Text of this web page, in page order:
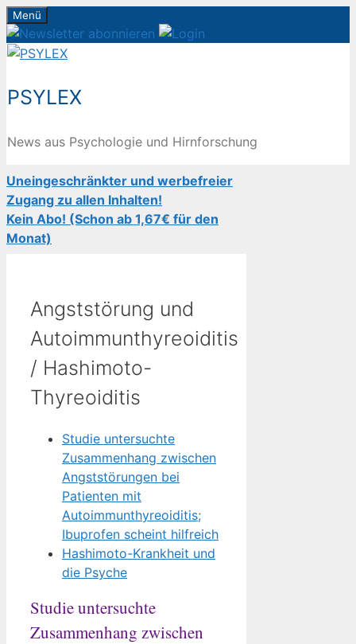
Zum
Inhalt
springen
Menü
PSYLEX
News aus Psychologie und Hirnforschung
Uneingeschränkter und werbefreier
Zugang zu allen Inhalten!
Kein Abo! (Schon ab 1,67€ für den
Monat)
Angststörung und
Autoimmunthyreoiditis
/ Hashimoto-
Thyreoiditis
Studie untersuchte
Zusammenhang zwischen
Angststörungen bei
Patienten mit
Autoimmunthyreoiditis;
Ibuprofen scheint hilfreich
Hashimoto-Krankheit und
die Psyche
Studie untersuchte
Zusammenhang zwischen